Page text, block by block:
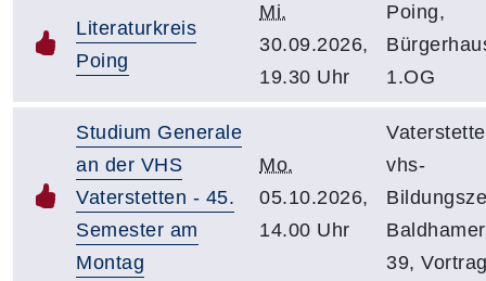
Literaturkreis
Poing
Mi.
30.09.2026,
19.30 Uhr
Poing,
1.OG
Studium Generale
an der VHS
Vaterstetten - 45.
Semester am
Montag
Mo.
05.10.2026,
14.00 Uhr
vhs-
39,